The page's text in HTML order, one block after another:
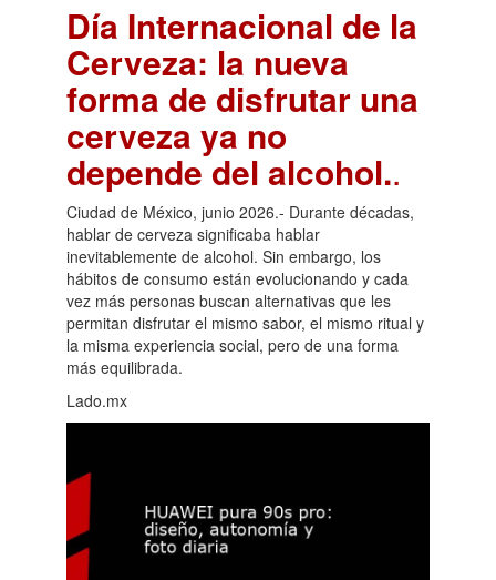
Día Internacional de la
Cerveza: la nueva
forma de disfrutar una
cerveza ya no
depende del alcohol..
Ciudad de México, junio 2026.- Durante décadas,
hablar de cerveza significaba hablar
inevitablemente de alcohol. Sin embargo, los
hábitos de consumo están evolucionando y cada
vez más personas buscan alternativas que les
permitan disfrutar el mismo sabor, el mismo ritual y
la misma experiencia social, pero de una forma
más equilibrada.
Lado.mx